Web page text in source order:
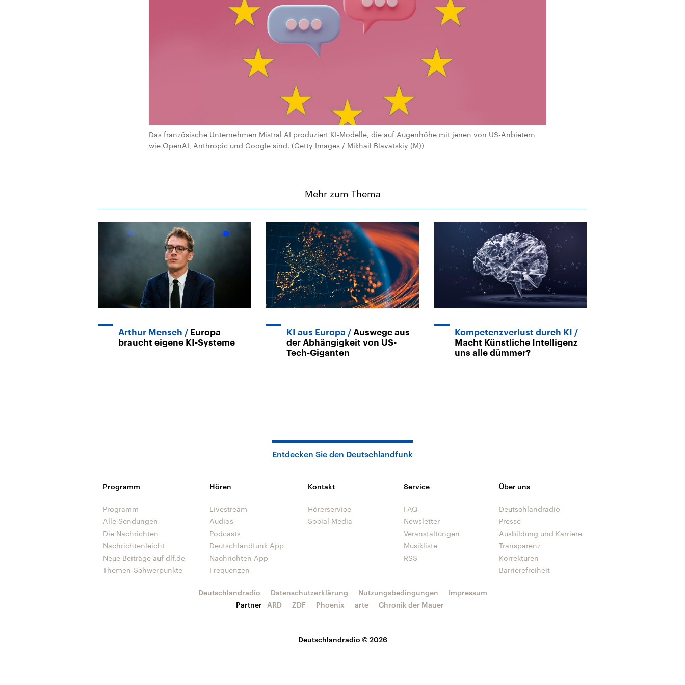
Das französische Unternehmen Mistral AI produziert KI-Modelle, die auf Augenhöhe mit jenen von US-Anbietern
wie OpenAI, Anthropic und Google sind. (Getty Images / Mikhail Blavatskiy (M))
Mehr zum Thema
Arthur Mensch
Europa
braucht eigene KI-Systeme
KI aus Europa
Auswege aus
der Abhängigkeit von US-
Tech-Giganten
Kompetenzverlust durch KI
Macht Künstliche Intelligenz
uns alle dümmer?
Entdecken Sie den Deutschlandfunk
Programm
Programm
Alle Sendungen
Die Nachrichten
Nachrichtenleicht
Neue Beiträge auf dlf.de
Themen-Schwerpunkte
Hören
Livestream
Audios
Podcasts
Deutschlandfunk App
Nachrichten App
Frequenzen
Kontakt
Hörerservice
Social Media
Service
FAQ
Newsletter
Veranstaltungen
Musikliste
RSS
Über uns
Deutschlandradio
Presse
Ausbildung und Karriere
Transparenz
Korrekturen
Barrierefreiheit
Deutschlandradio © 2026
Deutschlandradio Datenschutzerklärung Nutzungsbedingungen
Impressum
Partner
ARD ZDF Phoenix arte Chronik der Mauer